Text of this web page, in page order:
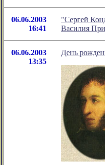
06.06.2003
16:41
"Сергей
Василия
06.06.2003
13:35
День